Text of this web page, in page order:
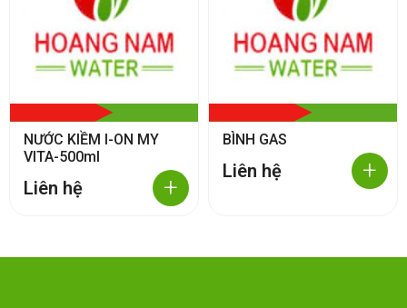
NƯỚC KIỀM I-ON MY
VITA-500ml
Liên hệ +
BÌNH GAS
Liên hệ +